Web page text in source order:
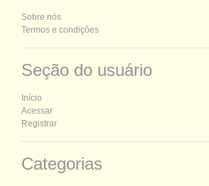
Sobre nós
Termos e condições
Seção do usuário
Início
Acessar
Registrar
Categorias